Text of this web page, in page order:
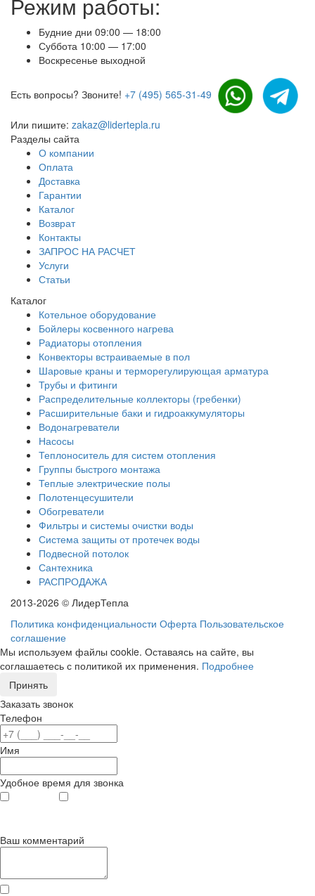
Режим работы:
Будние дни 09:00 — 18:00
Суббота 10:00 — 17:00
Воскресенье выходной
Есть вопросы? Звоните! +7 (495) 565-31-49
Или пишите: zakaz@lidertepla.ru
Разделы сайта
О компании
Оплата
Доставка
Гарантии
Каталог
Возврат
Контакты
ЗАПРОС НА РАСЧЕТ
Услуги
Статьи
Каталог
Котельное оборудование
Бойлеры косвенного нагрева
Радиаторы отопления
Конвекторы встраиваемые в пол
Шаровые краны и терморегулирующая арматура
Трубы и фитинги
Распределительные коллекторы (гребенки)
Расширительные баки и гидроаккумуляторы
Водонагреватели
Насосы
Теплоноситель для систем отопления
Группы быстрого монтажа
Теплые электрические полы
Полотенцесушители
Обогреватели
Фильтры и системы очистки воды
Система защиты от протечек воды
Подвесной потолок
Сантехника
РАСПРОДАЖА
2013-2026 © ЛидерТепла
Политика конфиденциальности Оферта Пользовательское
соглашение
Мы используем файлы cookie. Оставаясь на сайте, вы
соглашаетесь с политикой их применения. Подробнее
Принять
Заказать звонок
Телефон
Имя
Удобное время для звонка
Ваш комментарий